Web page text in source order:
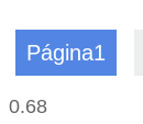
Página1